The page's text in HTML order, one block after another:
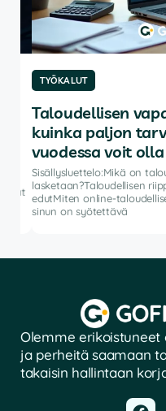
TYÖKALUT
Taloudellisen
kuinka paljon
vuodessa voit olla
Sisällysluettelo:Mikä on
lasketaan?Taloudellisen
edutMiten online-
sinun on syötettävä
Olemme
ja perheitä saamaan
takaisin hallintaan